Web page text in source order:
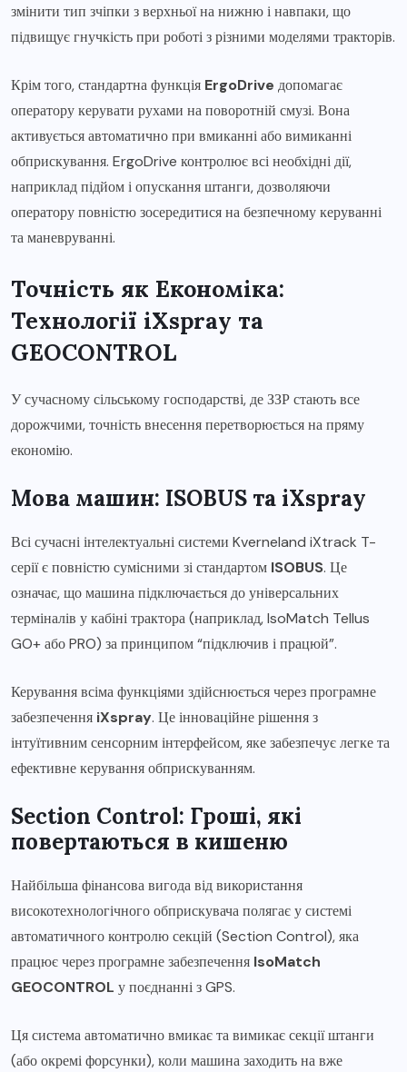
змінити тип зчіпки з верхньої на нижню і навпаки, що
підвищує гнучкість при роботі з різними моделями тракторів.
Крім того, стандартна функція ErgoDrive допомагає
оператору керувати рухами на поворотній смузі. Вона
активується автоматично при вмиканні або вимиканні
обприскування. ErgoDrive контролює всі необхідні дії,
наприклад підйом і опускання штанги, дозволяючи
оператору повністю зосередитися на безпечному керуванні
та маневруванні.
Точність як Економіка:
Технології iXspray та
GEOCONTROL
У сучасному сільському господарстві, де ЗЗР стають все
дорожчими, точність внесення перетворюється на пряму
економію.
Мова машин: ISOBUS та iXspray
Всі сучасні інтелектуальні системи Kverneland iXtrack T-
серії є повністю сумісними зі стандартом ISOBUS. Це
означає, що машина підключається до універсальних
терміналів у кабіні трактора (наприклад, IsoMatch Tellus
GO+ або PRO) за принципом “підключив і працюй”.
Керування всіма функціями здійснюється через програмне
забезпечення iXspray. Це інноваційне рішення з
інтуїтивним сенсорним інтерфейсом, яке забезпечує легке та
ефективне керування обприскуванням.
Section Control: Гроші, які
повертаються в кишеню
Найбільша фінансова вигода від використання
високотехнологічного обприскувача полягає у системі
автоматичного контролю секцій (Section Control), яка
працює через програмне забезпечення IsoMatch
GEOCONTROL у поєднанні з GPS.
Ця система автоматично вмикає та вимикає секції штанги
(або окремі форсунки), коли машина заходить на вже